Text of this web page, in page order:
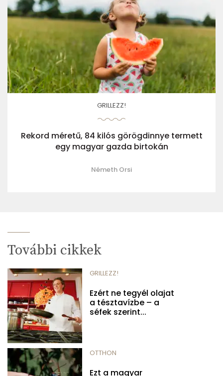
GRILLEZZ!
Rekord méretű, 84 kilós görögdinnye termett
egy magyar gazda birtokán
Németh Orsi
További cikkek
GRILLEZZ!
Ezért ne tegyél olajat
a tésztavízbe – a
séfek szerint...
OTTHON
Ezt a magyar